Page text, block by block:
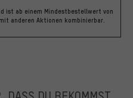
ist ab einem Mindestbestellwert von
anderen Aktionen kombinierbar.